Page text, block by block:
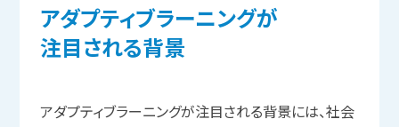
アダプティブラーニングが
注目される背景
アダプティブラーニングが注目される背景には、社会